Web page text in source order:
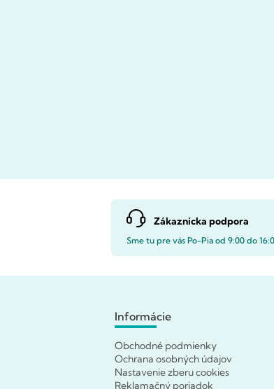
Zákaznícka podpora
Sme tu pre vás Po-Pia od 9:00 do
Informácie
Obchodné podmienky
Ochrana osobných údajov
Nastavenie zberu cookies
Reklamačný poriadok